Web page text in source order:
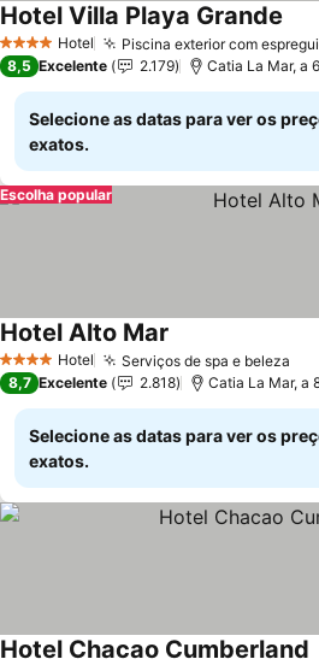
4 EstrelasHotel Piscina exterior com
Hotel Villa Playa Grande
8,5 Excelente 2.179 Catia La Mar, a
Selecione as datas para ver os
exatos.
Escolha popular
4 EstrelasHotel Serviços de spa e beleza
Hotel Alto Mar
8,7 Excelente 2.818 Catia La Mar, a
Selecione as datas para ver os
exatos.
Hotel Chacao Cumberland